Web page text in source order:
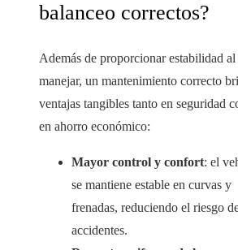
balanceo correctos?
Además de proporcionar estabilidad al
manejar, un mantenimiento correcto
ventajas tangibles tanto en seguridad
en ahorro económico:
Mayor control y confort: el
se mantiene estable en curvas y
frenadas, reduciendo el riesgo
accidentes.